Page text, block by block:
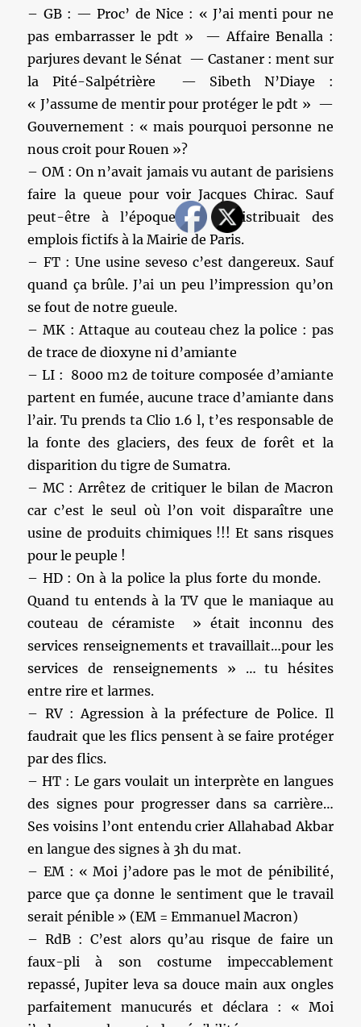
– GB : — Proc’ de Nice : « J’ai menti pour ne
pas embarrasser le pdt » — Affaire Benalla :
parjures devant le Sénat — Castaner : ment sur
la Pité-Salpétrière — Sibeth N’Diaye :
« J’assume de mentir pour protéger le pdt » —
Gouvernement : « mais pourquoi personne ne
nous croit pour Rouen »?
– OM : On n’avait jamais vu autant de parisiens
faire la queue pour voir Jacques Chirac. Sauf
peut-être à l’époque où il distribuait des
emplois fictifs à la Mairie de Paris.
– FT : Une usine seveso c’est dangereux. Sauf
quand ça brûle. J’ai un peu l’impression qu’on
se fout de notre gueule.
– MK : Attaque au couteau chez la police : pas
de trace de dioxyne ni d’amiante
– LI : 8000 m2 de toiture composée d’amiante
partent en fumée, aucune trace d’amiante dans
l’air. Tu prends ta Clio 1.6 l, t’es responsable de
la fonte des glaciers, des feux de forêt et la
disparition du tigre de Sumatra.
– MC : Arrêtez de critiquer le bilan de Macron
car c’est le seul où l’on voit disparaître une
usine de produits chimiques !!! Et sans risques
pour le peuple !
– HD : On à la police la plus forte du monde.
Quand tu entends à la TV que le maniaque au
couteau de céramiste » était inconnu des
services renseignements et travaillait…pour les
services de renseignements » … tu hésites
entre rire et larmes.
– RV : Agression à la préfecture de Police. Il
faudrait que les flics pensent à se faire protéger
par des flics.
– HT : Le gars voulait un interprète en langues
des signes pour progresser dans sa carrière…
Ses voisins l’ont entendu crier Allahabad Akbar
en langue des signes à 3h du mat.
– EM : « Moi j’adore pas le mot de pénibilité,
parce que ça donne le sentiment que le travail
serait pénible » (EM = Emmanuel Macron)
– RdB : C’est alors qu’au risque de faire un
faux-pli à son costume impeccablement
repassé, Jupiter leva sa douce main aux ongles
parfaitement manucurés et déclara : « Moi